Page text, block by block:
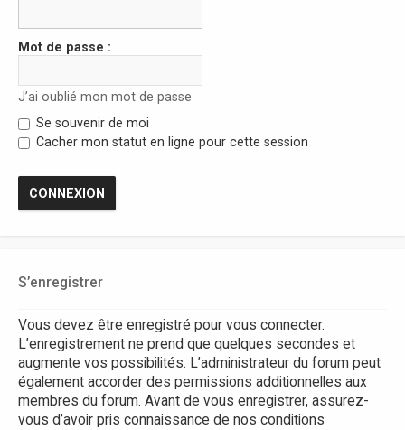
Mot de passe :
J’ai oublié mon mot de passe
Se souvenir de moi
Cacher mon statut en ligne pour cette session
S’enregistrer
Vous devez être enregistré pour vous connecter.
L’enregistrement ne prend que quelques secondes et
augmente vos possibilités. L’administrateur du forum peut
également accorder des permissions additionnelles aux
membres du forum. Avant de vous enregistrer, assurez-
vous d’avoir pris connaissance de nos conditions